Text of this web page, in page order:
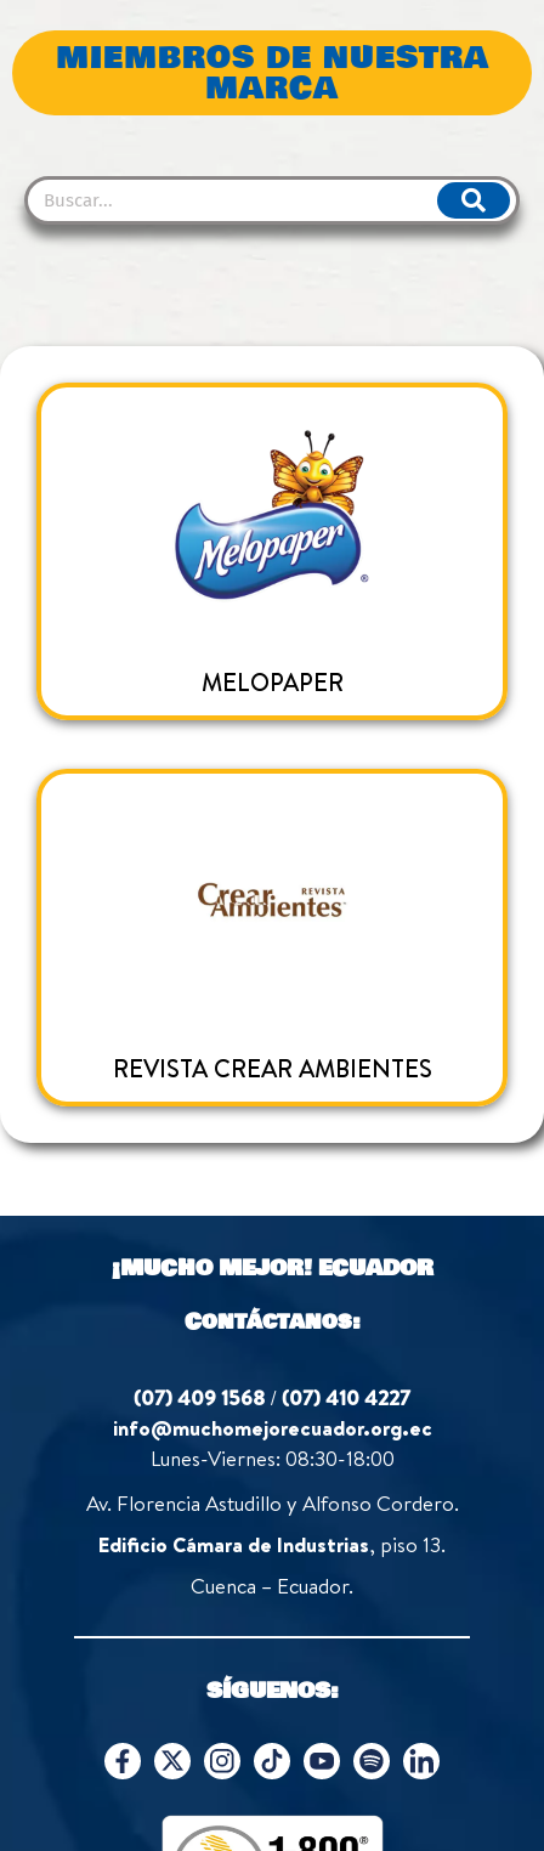
MIEMBROS DE NUESTRA
MARCA
MELOPAPER
REVISTA CREAR AMBIENTES
¡MUCHO MEJOR!ECUADOR
Contáctanos:
(07) 409 1568 /(07) 410 4227
info@muchomejorecuador.org.ec
Lunes-Viernes: 08:30-18:00
Av. Florencia Astudillo y Alfonso Cordero.
Edificio Cámara de Industrias, piso 13.
Cuenca – Ecuador.
SÍGUENOS: